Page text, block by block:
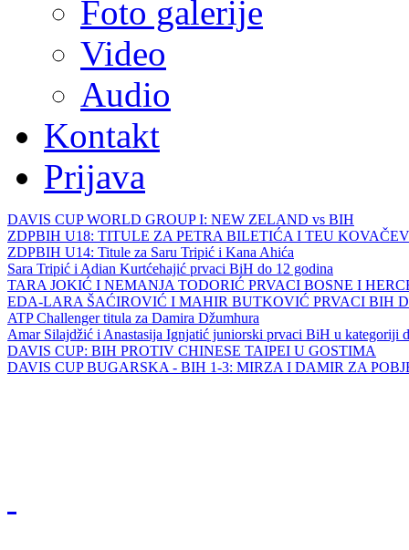
Foto galerije
Video
Audio
Kontakt
Prijava
DAVIS CUP WORLD GROUP I: NEW ZELAND vs BIH
ZDPBIH U18: TITULE ZA PETRA BILETIĆA I TEU
ZDPBIH U14: Titule za Saru Tripić i Kana Ahića
Sara Tripić i Adian Kurtćehajić prvaci BiH do 12 godina
TARA JOKIĆ I NEMANJA TODORIĆ PRVACI BOSNE I
EDA-LARA ŠAĆIROVIĆ I MAHIR BUTKOVIĆ PRVACI BIH
ATP Challenger titula za Damira Džumhura
Amar Silajdžić i Anastasija Ignjatić juniorski prvaci BiH u kategoriji
DAVIS CUP: BIH PROTIV CHINESE TAIPEI U GOSTIMA
DAVIS CUP BUGARSKA - BIH 1-3: MIRZA I DAMIR ZA